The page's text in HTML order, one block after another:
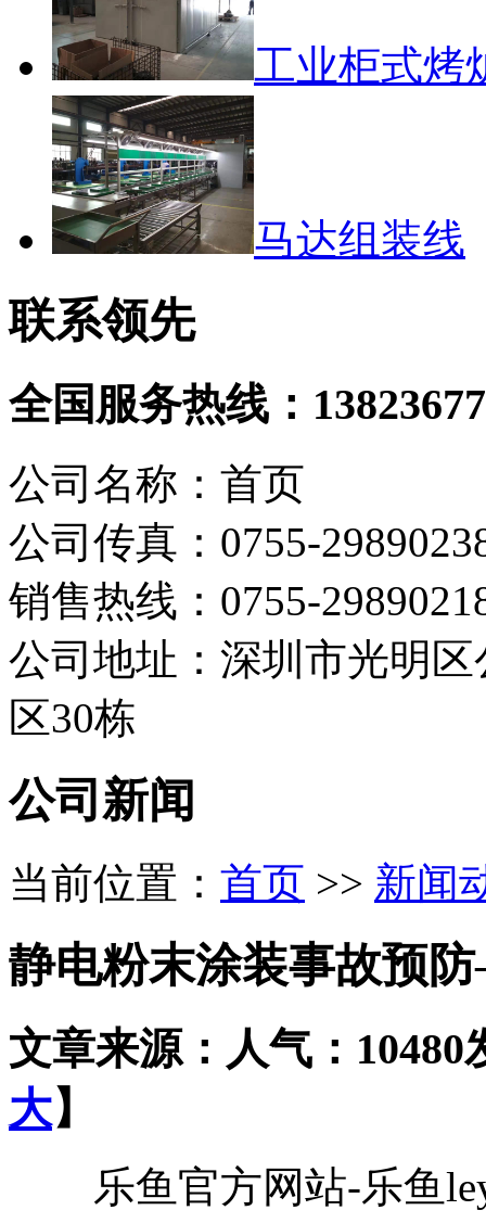
工业柜式烤
马达组装线
联系领先
全国服务热线：
公司名称：首页
公司传真：0755-
销售热线：0755-
公司地址：深圳市光明
区30栋
公司新闻
当前位置： 首页 >> 新闻
静电粉末涂装事故预
文章来源： 人气：10480
大】
乐鱼官方网站-乐鱼